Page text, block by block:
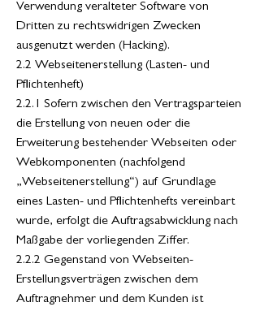
Verwendung veralteter Software von
Dritten zu rechtswidrigen Zwecken
ausgenutzt werden (Hacking).
2.2 Webseitenerstellung (Lasten- und
Pflichtenheft)
2.2.1 Sofern zwischen den Vertragsparteien
die Erstellung von neuen oder die
Erweiterung bestehender Webseiten oder
Webkomponenten (nachfolgend
„Webseitenerstellung“) auf Grundlage
eines Lasten- und Pflichtenhefts vereinbart
wurde, erfolgt die Auftragsabwicklung nach
Maßgabe der vorliegenden Ziffer.
2.2.2 Gegenstand von Webseiten-
Erstellungsverträgen zwischen dem
Auftragnehmer und dem Kunden ist